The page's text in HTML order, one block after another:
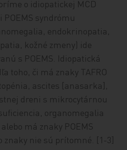
o idiopatickej MCD
syndrómu
endokrinopatia,
kožné zmeny) ide
s POEMS. Idiopatická
toho, či má znaky TAFRO
ascites [anasarka],
dreni s mikrocytárnou
organomegalia
má znaky POEMS
znaky nie sú prítomné. [1-3]